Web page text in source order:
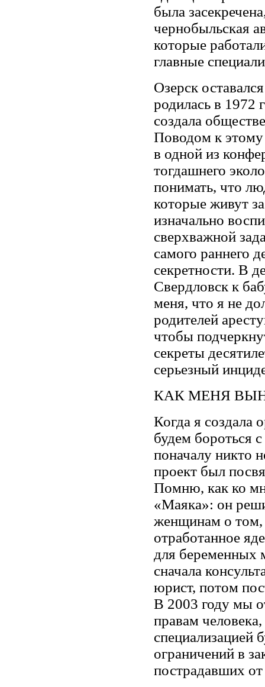
была
чернобыльская
которые
главные
Озерск
родилась в 1972
создала
Поводом к этому
в одной из
тогдашнего
понимать, что
которые живут
изначально
сверхважной
самого раннего
секретности. В
Свердловск к
меня, что я не
родителей
чтобы
секреты
серьезный
КАК МЕНЯ
Когда я создала
будем бороться
поначалу никто
проект был
Помню, как ко
«Маяка»: он
женщинам о том,
отработанное
для беременных
сначала
юрист, потом
В 2003 году мы
правам
специализацией
ограничений в
пострадавших